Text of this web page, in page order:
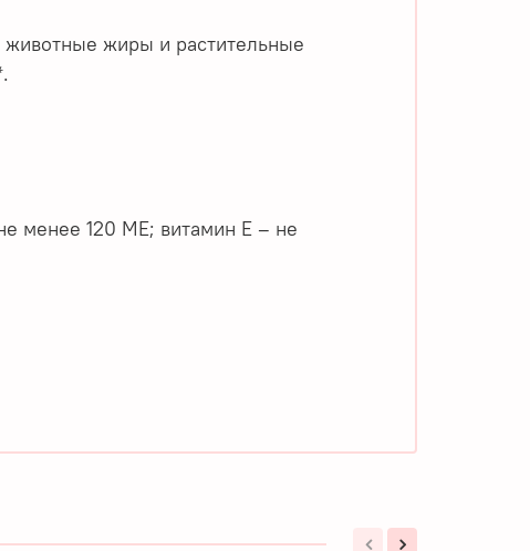
животные жиры и растительные
менее 120 МЕ; витамин Е – не